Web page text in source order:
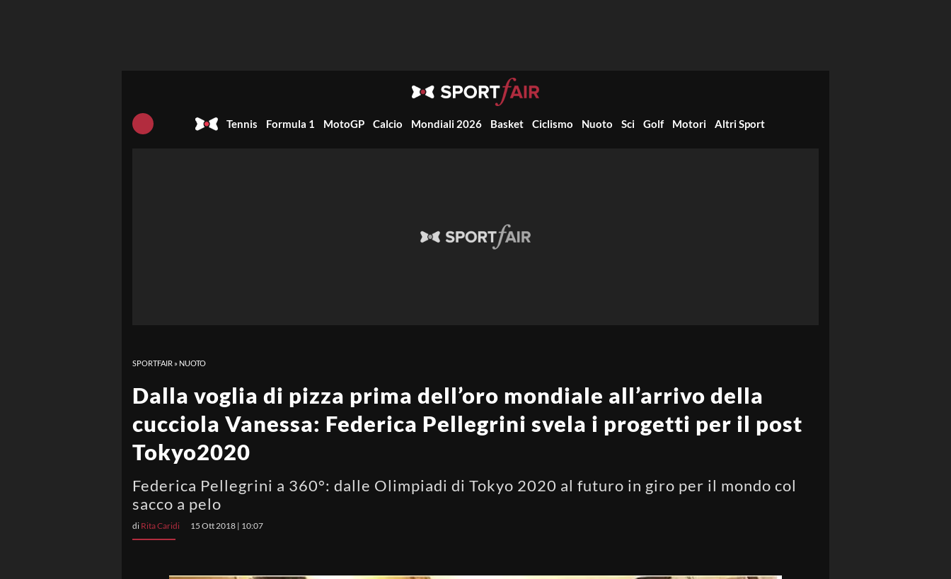
Tennis Formula 1 MotoGP Calcio Mondiali 2026 Basket Ciclismo Nuoto Sci Golf Motori Altri Sport
SPORTFAIR » NUOTO
Dalla voglia di pizza prima dell’oro mondiale all’arrivo della
cucciola Vanessa: Federica Pellegrini svela i progetti per il post
Tokyo2020
Federica Pellegrini a 360°: dalle Olimpiadi di Tokyo 2020 al futuro in giro per il mondo col
sacco a pelo
di Rita Caridi 15 Ott 2018 | 10:07